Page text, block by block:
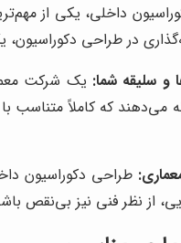
داخلی، یکی از
در طراحی
و سلیقه شما: یک شرکت
می‌دهند که کاملاً متناسب
طراحی دکوراسیون
از نظر فنی نیز بی‌نقص